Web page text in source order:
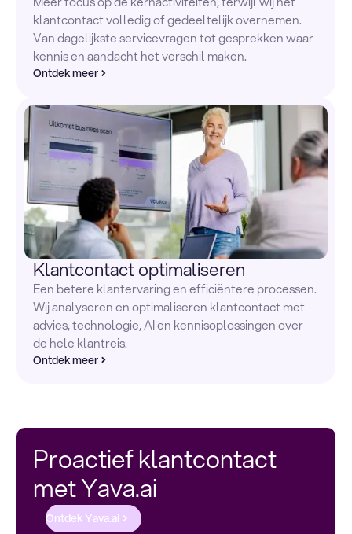
klantcontact volledig of gedeeltelijk overnemen.
Van dagelijkste servicevragen tot gesprekken waar
kennis en aandacht het verschil maken.
Ontdek meer
Klantcontact optimaliseren
Een betere klantervaring en efficiëntere processen.
Wij analyseren en optimaliseren klantcontact met
advies, technologie, AI en kennisoplossingen over
de hele klantreis.
Ontdek meer
Proactief klantcontact
met Yava.ai
Ontdek Yava.ai